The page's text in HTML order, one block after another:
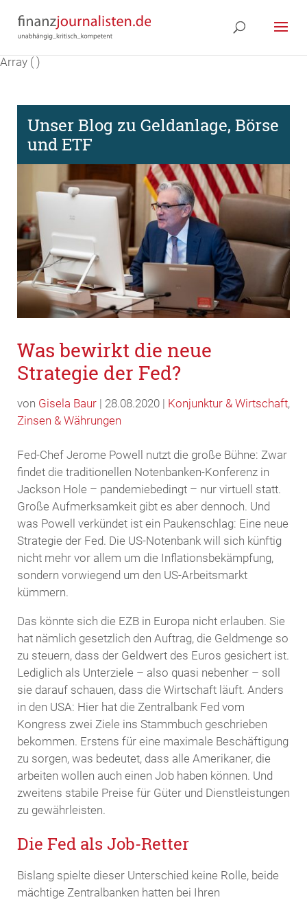
Array ( )
Unser Blog zu Geldanlage, Börse
und ETF
Was bewirkt die neue
Strategie der Fed?
von Gisela Baur| 28.08.2020 | Konjunktur & Wirtschaft,
Zinsen & Währungen
Fed-Chef Jerome Powell nutzt die große Bühne: Zwar
findet die traditionellen Notenbanken-Konferenz in
Jackson Hole – pandemiebedingt – nur virtuell statt.
Große Aufmerksamkeit gibt es aber dennoch. Und
was Powell verkündet ist ein Paukenschlag: Eine neue
Strategie der Fed. Die US-Notenbank will sich künftig
nicht mehr vor allem um die Inflationsbekämpfung,
sondern vorwiegend um den US-Arbeitsmarkt
kümmern.
Das könnte sich die EZB in Europa nicht erlauben. Sie
hat nämlich gesetzlich den Auftrag, die Geldmenge so
zu steuern, dass der Geldwert des Euros gesichert ist.
Lediglich als Unterziele – also quasi nebenher – soll
sie darauf schauen, dass die Wirtschaft läuft. Anders
in den USA: Hier hat die Zentralbank Fed vom
Kongress zwei Ziele ins Stammbuch geschrieben
bekommen. Erstens für eine maximale Beschäftigung
zu sorgen, was bedeutet, dass alle Amerikaner, die
arbeiten wollen auch einen Job haben können. Und
zweitens stabile Preise für Güter und Dienstleistungen
zu gewährleisten.
Die Fed als Job-Retter
Bislang spielte dieser Unterschied keine Rolle, beide
mächtige Zentralbanken hatten bei Ihren